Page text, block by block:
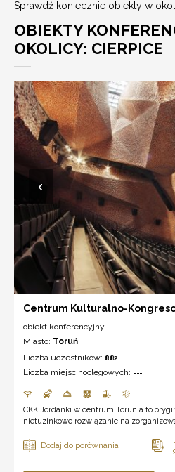
Sprawdź koniecznie obiekty w
OBIEKTY
OKOLICY: CIERPICE
Centrum Kulturalno-
obiekt konferencyjny
Miasto: Toruń
Liczba uczestników: 882
Liczba miejsc noclegowych: ---
CKK Jordanki w centrum Torunia to
nietuzinkowe rozwiązanie na